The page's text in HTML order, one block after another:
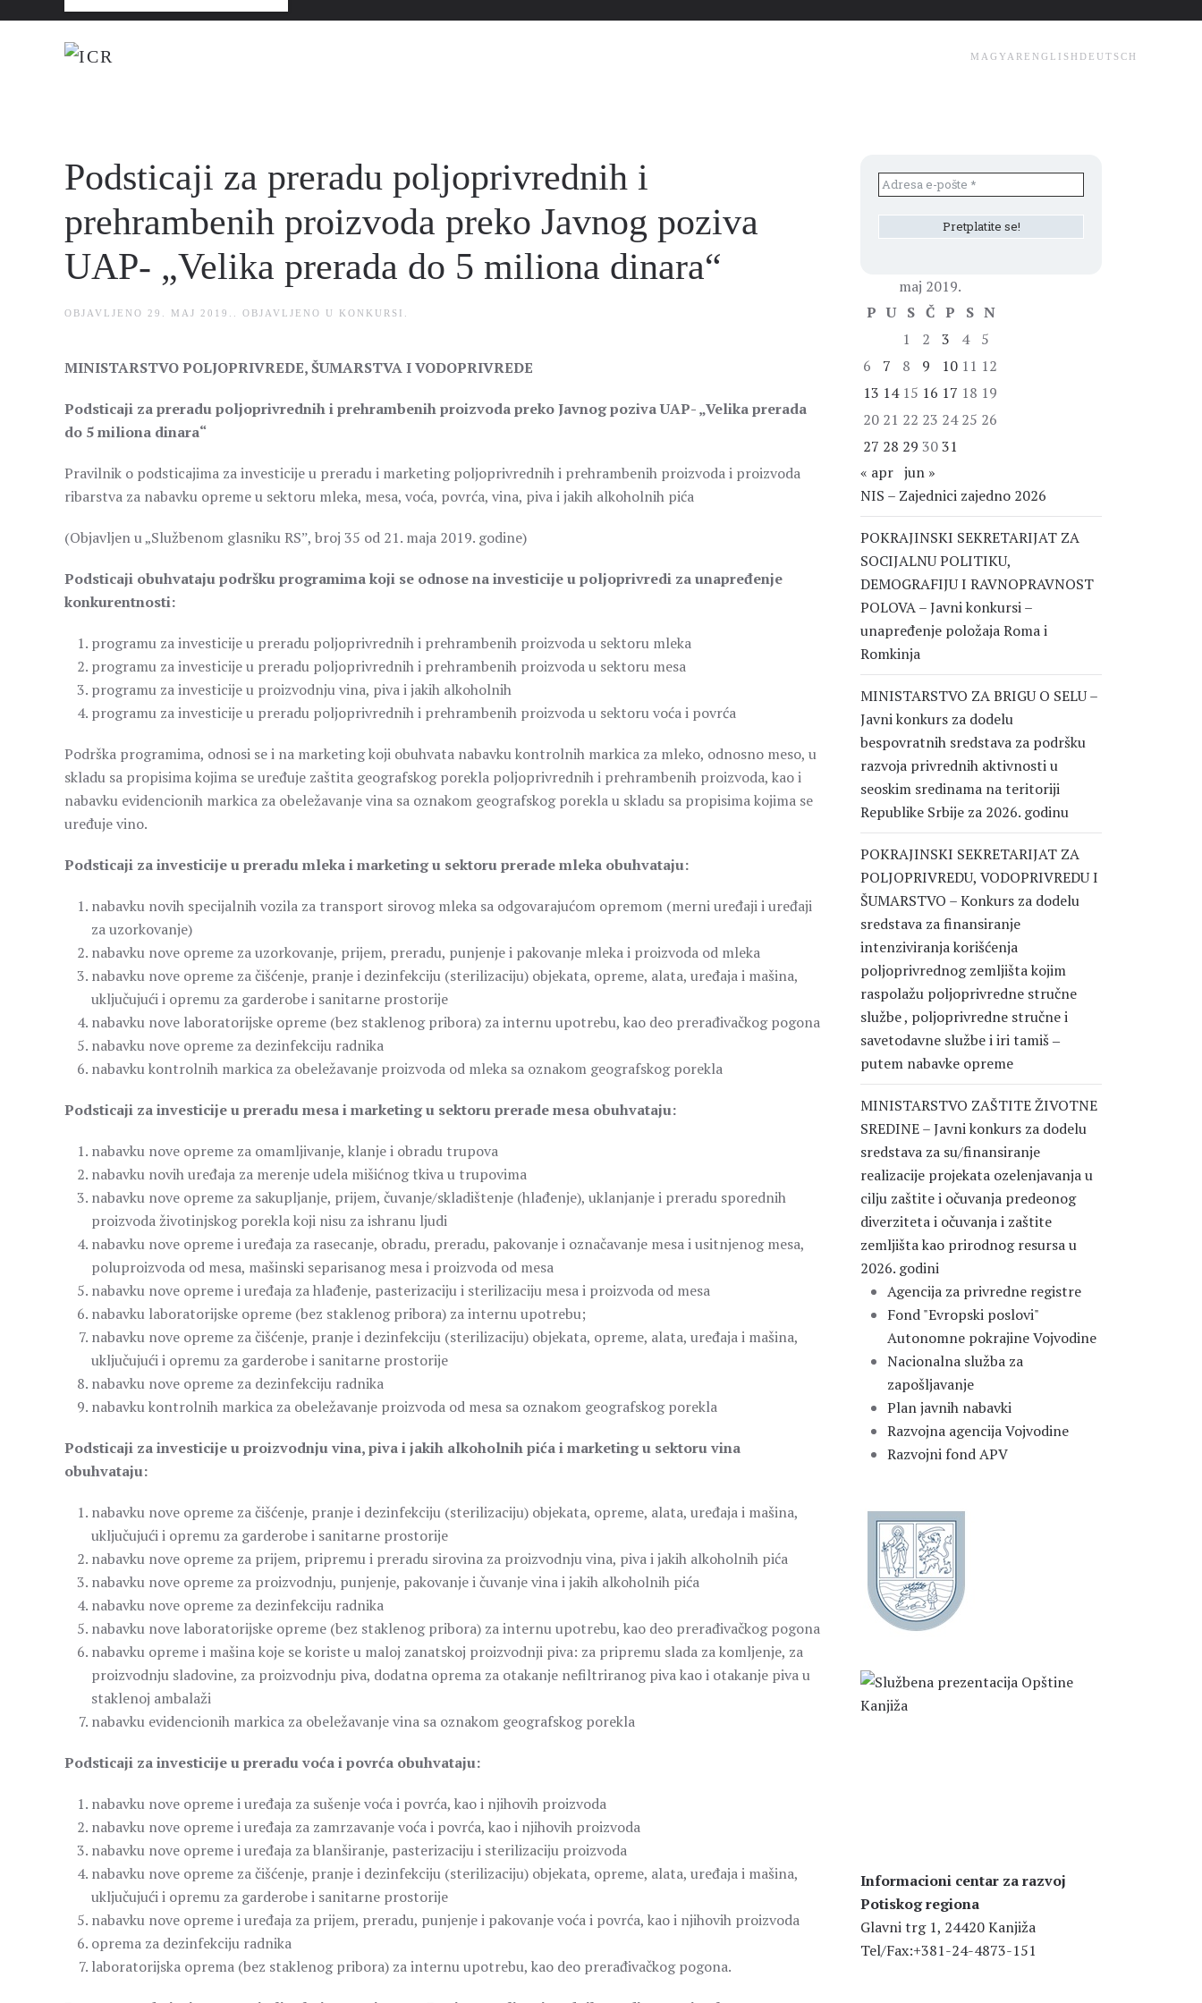
MAGYAR ENGLISH DEUTSCH
Podsticaji za preradu poljoprivrednih i
prehrambenih proizvoda preko Javnog poziva
UAP- „Velika prerada do 5 miliona dinara“
OBJAVLJENO 29. MAJ 2019. . OBJAVLJENO U KONKURSI
MINISTARSTVO POLJOPRIVREDE, ŠUMARSTVA I VODOPRIVREDE
Podsticaji za preradu poljoprivrednih i prehrambenih proizvoda preko Javnog poziva UAP- „Velika prerada
do 5 miliona dinara“
Pravilnik o podsticajima za investicije u preradu i marketing poljoprivrednih i prehrambenih proizvoda i proizvoda
ribarstva za nabavku opreme u sektoru mleka, mesa, voća, povrća, vina, piva i jakih alkoholnih pića
(Objavljen u „Službenom glasniku RSˮ, broj 35 od 21. maja 2019. godine)
Podsticaji obuhvataju podršku programima koji se odnose na investicije u poljoprivredi za unapređenje
konkurentnosti:
programu za investicije u preradu poljoprivrednih i prehrambenih proizvoda u sektoru mleka
programu za investicije u preradu poljoprivrednih i prehrambenih proizvoda u sektoru mesa
programu za investicije u proizvodnju vina, piva i jakih alkoholnih
programu za investicije u preradu poljoprivrednih i prehrambenih proizvoda u sektoru voća i povrća
Podrška programima, odnosi se i na marketing koji obuhvata nabavku kontrolnih markica za mleko, odnosno meso, u
skladu sa propisima kojima se uređuje zaštita geografskog porekla poljoprivrednih i prehrambenih proizvoda, kao i
nabavku evidencionih markica za obeležavanje vina sa oznakom geografskog porekla u skladu sa propisima kojima se
uređuje vino.
Podsticaji za investicije u preradu mleka i marketing u sektoru prerade mleka obuhvataju:
nabavku novih specijalnih vozila za transport sirovog mleka sa odgovarajućom opremom (merni uređaji i uređaji
za uzorkovanje)
nabavku nove opreme za uzorkovanje, prijem, preradu, punjenje i pakovanje mleka i proizvoda od mleka
nabavku nove opreme za čišćenje, pranje i dezinfekciju (sterilizaciju) objekata, opreme, alata, uređaja i mašina,
uključujući i opremu za garderobe i sanitarne prostorije
nabavku nove laboratorijske opreme (bez staklenog pribora) za internu upotrebu, kao deo prerađivačkog pogona
nabavku nove opreme za dezinfekciju radnika
nabavku kontrolnih markica za obeležavanje proizvoda od mleka sa oznakom geografskog porekla
Podsticaji za investicije u preradu mesa i marketing u sektoru prerade mesa obuhvataju:
nabavku nove opreme za omamljivanje, klanje i obradu trupova
nabavku novih uređaja za merenje udela mišićnog tkiva u trupovima
nabavku nove opreme za sakupljanje, prijem, čuvanje/skladištenje (hlađenje), uklanjanje i preradu sporednih
proizvoda životinjskog porekla koji nisu za ishranu ljudi
nabavku nove opreme i uređaja za rasecanje, obradu, preradu, pakovanje i označavanje mesa i usitnjenog mesa,
poluproizvoda od mesa, mašinski separisanog mesa i proizvoda od mesa
nabavku nove opreme i uređaja za hlađenje, pasterizaciju i sterilizaciju mesa i proizvoda od mesa
nabavku laboratorijske opreme (bez staklenog pribora) za internu upotrebu;
nabavku nove opreme za čišćenje, pranje i dezinfekciju (sterilizaciju) objekata, opreme, alata, uređaja i mašina,
uključujući i opremu za garderobe i sanitarne prostorije
nabavku nove opreme za dezinfekciju radnika
nabavku kontrolnih markica za obeležavanje proizvoda od mesa sa oznakom geografskog porekla
Podsticaji za investicije u proizvodnju vina, piva i jakih alkoholnih pića i marketing u sektoru vina
obuhvataju:
nabavku nove opreme za čišćenje, pranje i dezinfekciju (sterilizaciju) objekata, opreme, alata, uređaja i mašina,
uključujući i opremu za garderobe i sanitarne prostorije
nabavku nove opreme za prijem, pripremu i preradu sirovina za proizvodnju vina, piva i jakih alkoholnih pića
nabavku nove opreme za proizvodnju, punjenje, pakovanje i čuvanje vina i jakih alkoholnih pića
nabavku nove opreme za dezinfekciju radnika
nabavku nove laboratorijske opreme (bez staklenog pribora) za internu upotrebu, kao deo prerađivačkog pogona
nabavku opreme i mašina koje se koriste u maloj zanatskoj proizvodnji piva: za pripremu slada za komljenje, za
proizvodnju sladovine, za proizvodnju piva, dodatna oprema za otakanje nefiltriranog piva kao i otakanje piva u
staklenoj ambalaži
nabavku evidencionih markica za obeležavanje vina sa oznakom geografskog porekla
Podsticaji za investicije u preradu voća i povrća obuhvataju:
nabavku nove opreme i uređaja za sušenje voća i povrća, kao i njihovih proizvoda
nabavku nove opreme i uređaja za zamrzavanje voća i povrća, kao i njihovih proizvoda
nabavku nove opreme i uređaja za blanširanje, pasterizaciju i sterilizaciju proizvoda
nabavku nove opreme za čišćenje, pranje i dezinfekciju (sterilizaciju) objekata, opreme, alata, uređaja i mašina,
uključujući i opremu za garderobe i sanitarne prostorije
nabavku nove opreme i uređaja za prijem, preradu, punjenje i pakovanje voća i povrća, kao i njihovih proizvoda
oprema za dezinfekciju radnika
laboratorijska oprema (bez staklenog pribora) za internu upotrebu, kao deo prerađivačkog pogona.
maj 2019.
P U S Č P S N
1
2 3 4
5
6
7 8 9 10 11 12
13 14 15 16 17 18 19
20 21 22 23 24 25 26
27 28 29 3031
« apr jun »
NIS – Zajednici zajedno 2026
POKRAJINSKI SEKRETARIJAT ZA
SOCIJALNU POLITIKU,
DEMOGRAFIJU I RAVNOPRAVNOST
POLOVA – Javni konkursi –
unapređenje položaja Roma i
Romkinja
MINISTARSTVO ZA BRIGU O SELU –
Javni konkurs za dodelu
bespovratnih sredstava za podršku
razvoja privrednih aktivnosti u
seoskim sredinama na teritoriji
Republike Srbije za 2026. godinu
POKRAJINSKI SEKRETARIJAT ZA
POLJOPRIVREDU, VODOPRIVREDU I
ŠUMARSTVO – Konkurs za dodelu
sredstava za finansiranje
intenziviranja korišćenja
poljoprivrednog zemljišta kojim
raspolažu poljoprivredne stručne
službe , poljoprivredne stručne i
savetodavne službe i iri tamiš ‒
putem nabavke opreme
MINISTARSTVO ZAŠTITE ŽIVOTNE
SREDINE – Javni konkurs za dodelu
sredstava za su/finansiranje
realizacije projekata ozelenjavanja u
cilju zaštite i očuvanja predeonog
diverziteta i očuvanja i zaštite
zemljišta kao prirodnog resursa u
2026. godini
Agencija za privredne registre
Fond "Evropski poslovi"
Autonomne pokrajine Vojvodine
Nacionalna služba za
zapošljavanje
Plan javnih nabavki
Razvojna agencija Vojvodine
Razvojni fond APV
Informacioni centar za razvoj
Potiskog regiona
Glavni trg 1, 24420 Kanjiža
Tel/Fax:+381-24-4873-151